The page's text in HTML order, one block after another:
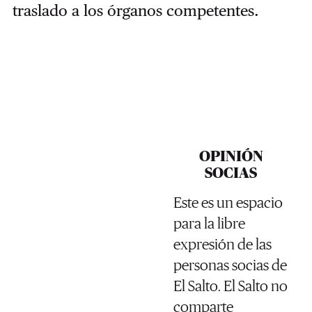
traslado a los órganos competentes.
OPINIÓN
SOCIAS
Este es un espacio
para la libre
expresión de las
personas socias de
El Salto. El Salto no
comparte